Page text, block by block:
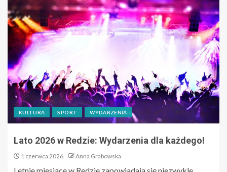
KULTURA SPORT WYDARZENIA
Lato 2026 w Redzie: Wydarzenia dla każdego!
1 czerwca 2026 Anna Grabowska